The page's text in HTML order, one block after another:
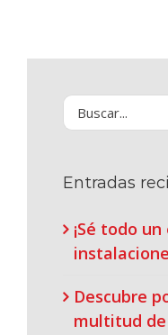
Buscar:
Entradas
¡Sé todo
Descubre
multitud